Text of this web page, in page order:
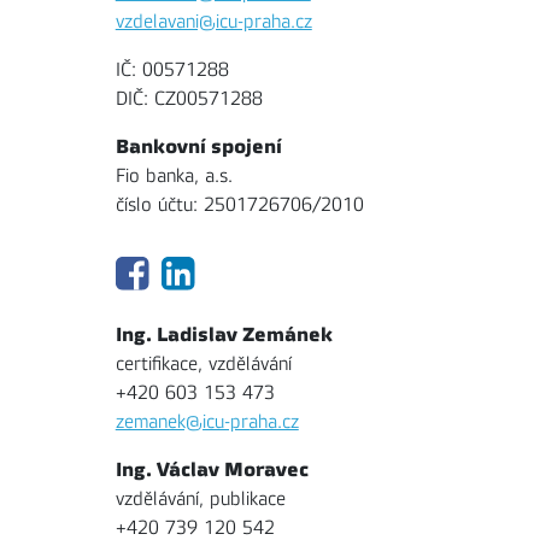
vzdelavani@icu-praha.cz
IČ: 00571288
DIČ: CZ00571288
Bankovní spojení
Fio banka, a.s.
číslo účtu: 2501726706/2010
Ing. Ladislav Zemánek
certifikace, vzdělávání
+420 603 153 473
zemanek@icu-praha.cz
Ing. Václav Moravec
vzdělávání, publikace
+420 739 120 542